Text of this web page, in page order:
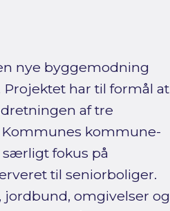
nye byggemodning
har til formål at
af tre
kommune-
særligt fokus på
til seniorboliger.
omgivelser og